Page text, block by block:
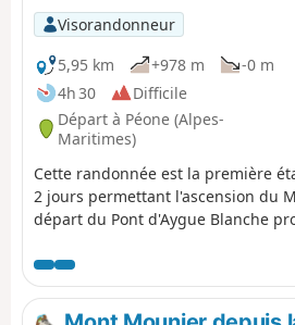
Visorandonneur
5,95 km
+978 m
-0 m
4h 30
Difficile
Départ à Péone (Alpes-
Maritimes)
Cette randonnée est la première
2 jours permettant l'ascension du
départ du Pont d'Aygue Blanche
Montagne de l'Estrop où vous
l'abri. Une étape faite de forêt de
pied de la crête rocailleuse de la